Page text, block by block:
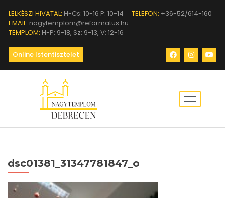
LELKÉSZI HIVATAL: H-Cs: 10-16 P: 10-14 TELEFON: +36-52/614-160
EMAIL: nagytemplom@reformatus.hu
TEMPLOM: H-P: 9-18, Sz: 9-13, V: 12-16
Online Istentisztelet
dsc01381_31347781847_o